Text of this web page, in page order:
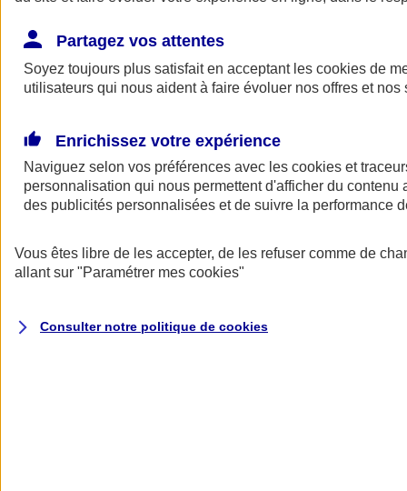
Assurance multirisque agricole
transformation et de diversification
Partagez vos attentes
Soyez toujours plus satisfait en acceptant les cookies de
utilisateurs qui nous aident à faire évoluer nos offres et nos
Enrichissez votre expérience
Naviguez selon vos préférences avec les cookies et
personnalisation qui nous permettent d'afficher du contenu
des publicités personnalisées et de suivre la performance
Vous êtes libre de les accepter, de les refuser comme de
allant sur "Paramétrer mes cookies"
Consulter notre politique de cookies